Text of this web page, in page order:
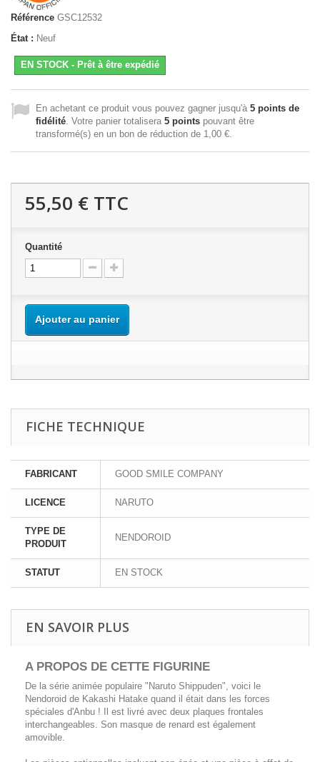
Référence GSC12532
État : Neuf
EN STOCK - Prêt à être expédié
En achetant ce produit vous pouvez gagner jusqu'à 5 points de
fidélité . Votre panier totalisera 5 points pouvant être
transformé(s) en un bon de réduction de 1,00 €
55,50 € TTC
Quantité
Ajouter au panier
FICHE TECHNIQUE
FABRICANT GOOD SMILE COMPANY
LICENCE NARUTO
TYPE DE
PRODUIT
NENDOROID
STATUT EN STOCK
EN SAVOIR PLUS
A PROPOS DE CETTE FIGURINE
De la série animée populaire "Naruto Shippuden", voici le
Nendoroid de Kakashi Hatake quand il était dans les forces
spéciales d'Anbu ! Il est livré avec deux plaques frontales
interchangeables. Son masque de renard est également
amovible.